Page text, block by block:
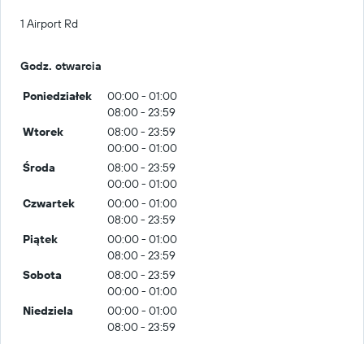
1 Airport Rd
Godz. otwarcia
Poniedziałek
00:00 - 01:00
08:00 - 23:59
Wtorek
08:00 - 23:59
00:00 - 01:00
Środa
08:00 - 23:59
00:00 - 01:00
Czwartek
00:00 - 01:00
08:00 - 23:59
Piątek
00:00 - 01:00
08:00 - 23:59
Sobota
08:00 - 23:59
00:00 - 01:00
Niedziela
00:00 - 01:00
08:00 - 23:59